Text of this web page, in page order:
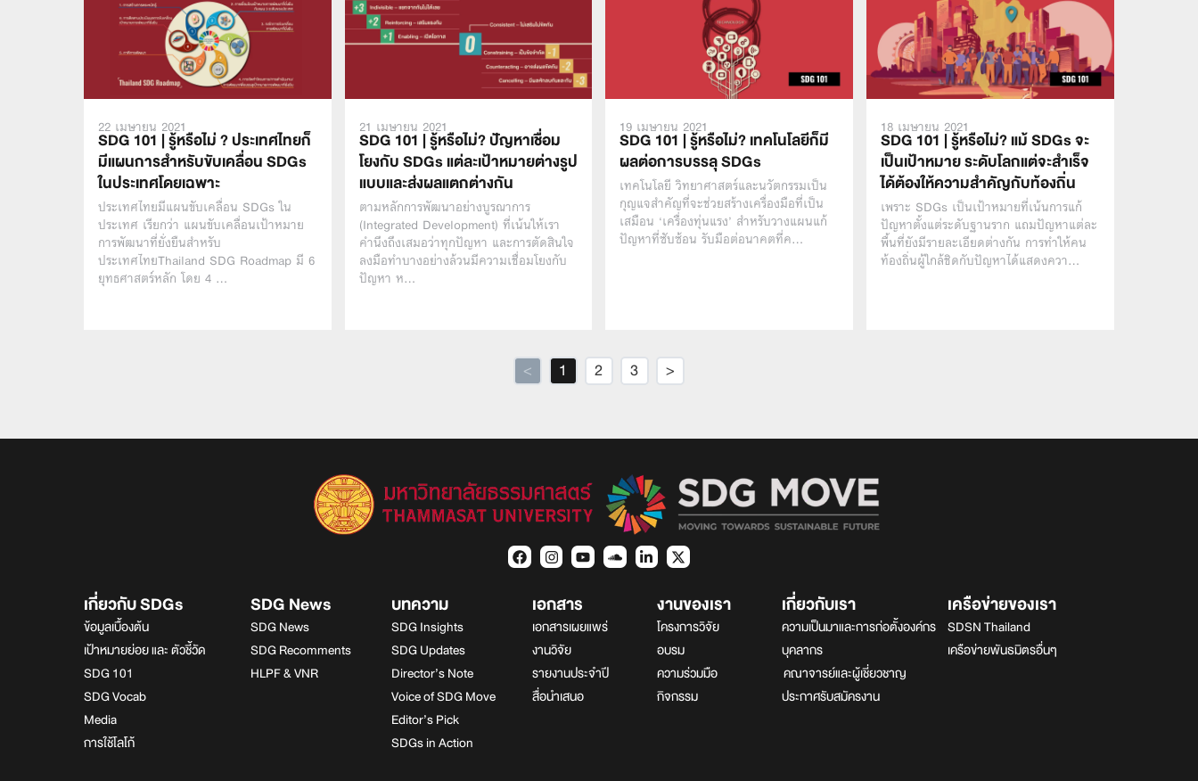
22 เมษายน 2021
SDG 101 | รู้หรือไม่ ? ประเทศไทยก็
มีแผนการสำหรับขับเคลื่อน SDGs
ในประเทศโดยเฉพาะ
ประเทศไทยมีแผนขับเคลื่อน SDGs ใน
ประเทศ เรียกว่า แผนขับเคลื่อนเป้าหมาย
การพัฒนาที่ยั่งยืนสำหรับ
ประเทศไทยThailand SDG Roadmap มี 6
ยุทธศาสตร์หลัก โดย 4 …
21 เมษายน 2021
SDG 101 | รู้หรือไม่? ปัญหาเชื่อม
โยงกับ SDGs แต่ละเป้าหมายต่างรูป
แบบและส่งผลแตกต่างกัน
ตามหลักการพัฒนาอย่างบูรณาการ
(Integrated Development) ที่เน้นให้เรา
คำนึงถึงเสมอว่าทุกปัญหา และการตัดสินใจ
ลงมือทำบางอย่างล้วนมีความเชื่อมโยงกับ
ปัญหา ห…
19 เมษายน 2021
SDG 101 | รู้หรือไม่? เทคโนโลยีก็มี
ผลต่อการบรรลุ SDGs
เทคโนโลยี วิทยาศาสตร์และนวัตกรรมเป็น
กุญแจสำคัญที่จะช่วยสร้างเครื่องมือที่เป็น
เสมือน ‘เครื่องทุ่นแรง’ สำหรับวางแผนแก้
ปัญหาที่ซับซ้อน รับมือต่อนาคตที่ค…
18 เมษายน 2021
SDG 101 | รู้หรือไม่? แม้ SDGs จะ
เป็นเป้าหมาย ระดับโลกแต่จะสำเร็จ
ได้ต้องให้ความสำคัญกับท้องถิ่น
เพราะ SDGs เป็นเป้าหมายที่เน้นการแก้
ปัญหาตั้งแต่ระดับฐานราก แถมปัญหาแต่ละ
พื้นที่ยังมีรายละเอียดต่างกัน การทำให้คน
ท้องถิ่นผู้ใกล้ชิดกับปัญหาได้แสดงควา…
< 1 2 3 >
เกี่ยวกับ SDGs
ข้อมูลเบื้องต้น
เป้าหมายย่อย และ ตัวชี้วัด
SDG 101
SDG Vocab
Media
การใช้โลโก้
SDG News
SDG News
SDG Recomments
HLPF & VNR
บทความ
SDG Insights
SDG Updates
Director’s Note
Voice of SDG Move
Editor’s Pick
SDGs in Action
เอกสาร
เอกสารเผยแพร่
งานวิจัย
รายงานประจำปี
สื่อนำเสนอ
งานของเรา
โครงการวิจัย
อบรม
ความร่วมมือ
กิจกรรม
เกี่ยวกับเรา
ความเป็นมาและการก่อตั้งองค์กร
บุคลากร
คณาจารย์และผู้เชี่ยวชาญ
ประกาศรับสมัครงาน
เครือข่ายของเรา
SDSN Thailand
เครือข่ายพันธมิตรอื่นๆ